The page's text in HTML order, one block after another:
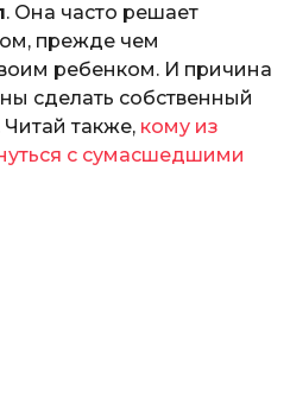
. Она часто решает
прежде чем
ребенком. И причина
сделать собственный
Читай также, кому из
с сумасшедшими